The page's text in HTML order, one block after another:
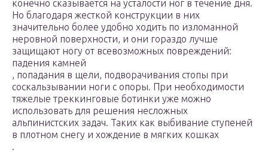
конечно сказывается на усталости ног в течение дня.
Но благодаря жесткой конструкции в них
значительно более удобно ходить по изломанной
неровной поверхности, и они гораздо лучше
защищают ногу от всевозможных повреждений:
падения камней
, попадания в щели, подворачивания стопы при
соскальзывании ноги с опоры. При необходимости
тяжелые треккинговые ботинки уже можно
использовать для решения несложных
альпинистских задач. Таких как выбивание ступеней
в плотном снегу и хождение в мягких кошках
.